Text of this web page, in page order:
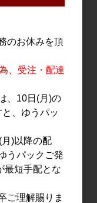
ツ
Ⅰ Ⅱ
のお休みを頂
、受注・配達
、10日(月)の
、ゆうパッ
)以降の配
うパックご発
最短手配とな
ご理解賜りま